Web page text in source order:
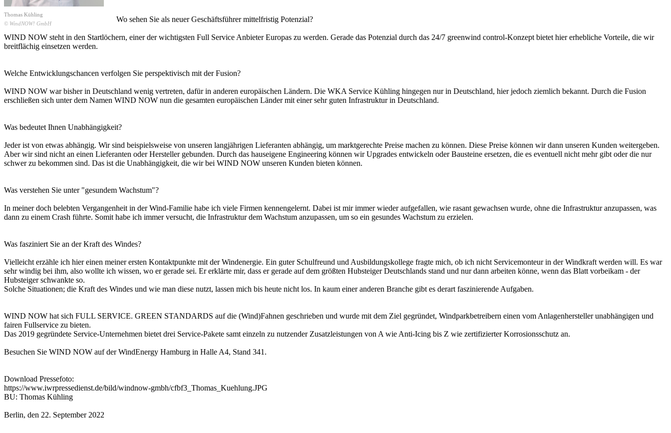
Thomas Kühling
© WindNOW! GmbH
Wo sehen Sie als neuer Geschäftsführer mittelfristig Potenzial?
WIND NOW steht in den Startlöchern, einer der wichtigsten Full Service Anbieter Europas zu werden. Gerade das Potenzial durch das 24/7 greenwind control-Konzept bietet hier erhebliche Vorteile, die wir
breitflächig einsetzen werden.
Welche Entwicklungschancen verfolgen Sie perspektivisch mit der Fusion?
WIND NOW war bisher in Deutschland wenig vertreten, dafür in anderen europäischen Ländern. Die WKA Service Kühling hingegen nur in Deutschland, hier jedoch ziemlich bekannt. Durch die Fusion
erschließen sich unter dem Namen WIND NOW nun die gesamten europäischen Länder mit einer sehr guten Infrastruktur in Deutschland.
Was bedeutet Ihnen Unabhängigkeit?
Jeder ist von etwas abhängig. Wir sind beispielsweise von unseren langjährigen Lieferanten abhängig, um marktgerechte Preise machen zu können. Diese Preise können wir dann unseren Kunden weitergeben.
Aber wir sind nicht an einen Lieferanten oder Hersteller gebunden. Durch das hauseigene Engineering können wir Upgrades entwickeln oder Bausteine ersetzen, die es eventuell nicht mehr gibt oder die nur
schwer zu bekommen sind. Das ist die Unabhängigkeit, die wir bei WIND NOW unseren Kunden bieten können.
Was verstehen Sie unter "gesundem Wachstum"?
In meiner doch belebten Vergangenheit in der Wind-Familie habe ich viele Firmen kennengelernt. Dabei ist mir immer wieder aufgefallen, wie rasant gewachsen wurde, ohne die Infrastruktur anzupassen, was
dann zu einem Crash führte. Somit habe ich immer versucht, die Infrastruktur dem Wachstum anzupassen, um so ein gesundes Wachstum zu erzielen.
Was fasziniert Sie an der Kraft des Windes?
Vielleicht erzähle ich hier einen meiner ersten Kontaktpunkte mit der Windenergie. Ein guter Schulfreund und Ausbildungskollege fragte mich, ob ich nicht Servicemonteur in der Windkraft werden will. Es war
sehr windig bei ihm, also wollte ich wissen, wo er gerade sei. Er erklärte mir, dass er gerade auf dem größten Hubsteiger Deutschlands stand und nur dann arbeiten könne, wenn das Blatt vorbeikam - der
Hubsteiger schwankte so.
Solche Situationen; die Kraft des Windes und wie man diese nutzt, lassen mich bis heute nicht los. In kaum einer anderen Branche gibt es derart faszinierende Aufgaben.
WIND NOW hat sich FULL SERVICE. GREEN STANDARDS auf die (Wind)Fahnen geschrieben und wurde mit dem Ziel gegründet, Windparkbetreibern einen vom Anlagenhersteller unabhängigen und
fairen Fullservice zu bieten.
Das 2019 gegründete Service-Unternehmen bietet drei Service-Pakete samt einzeln zu nutzender Zusatzleistungen von A wie Anti-Icing bis Z wie zertifizierter Korrosionsschutz an.
Besuchen Sie WIND NOW auf der WindEnergy Hamburg in Halle A4, Stand 341.
Download Pressefoto:
https://www.iwrpressedienst.de/bild/windnow-gmbh/cfbf3_Thomas_Kuehlung.JPG
BU: Thomas Kühling
Berlin, den 22. September 2022